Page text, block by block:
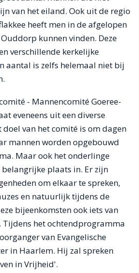
van het eiland. Ook uit de regio
heeft men in de afgelopen
kunnen vinden. Deze
verschillende kerkelijke
aantal is zelfs helemaal niet bij
- Mannencomité Goeree-
eveneens uit een diverse
van het comité is om dagen
mannen worden opgebouwd
Maar ook het onderlinge
plaats in. Er zijn
om elkaar te spreken,
en natuurlijk tijdens de
bijeenkomsten ook iets van
Tijdens het ochtendprogramma
van Evangelische
in Haarlem. Hij zal spreken
in Vrijheid'.